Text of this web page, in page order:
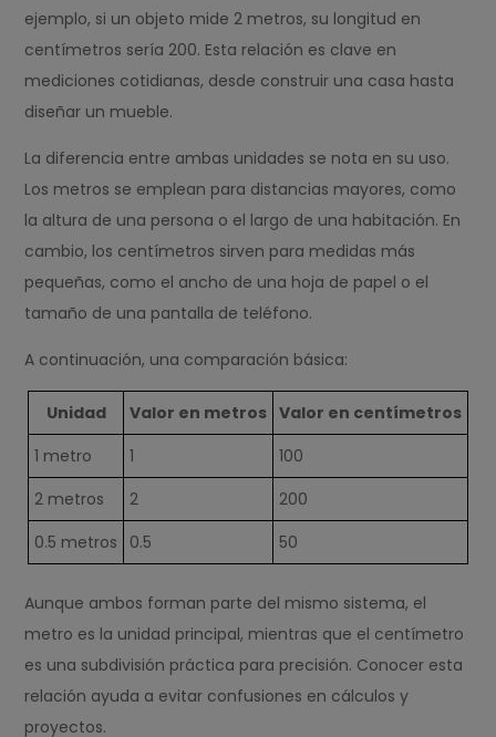
ejemplo, si un objeto mide 2 metros, su longitud en
centímetros sería 200. Esta relación es clave en
mediciones cotidianas, desde construir una casa hasta
diseñar un mueble.
La diferencia entre ambas unidades se nota en su uso.
Los metros se emplean para distancias mayores, como
la altura de una persona o el largo de una habitación. En
cambio, los centímetros sirven para medidas más
pequeñas, como el ancho de una hoja de papel o el
tamaño de una pantalla de teléfono.
A continuación, una comparación básica:
Unidad Valor en metros Valor en centímetros
1 metro
1
100
2 metros
2
200
0.5 metros
0.5 50
Aunque ambos forman parte del mismo sistema, el
metro es la unidad principal, mientras que el centímetro
es una subdivisión práctica para precisión. Conocer esta
relación ayuda a evitar confusiones en cálculos y
proyectos.